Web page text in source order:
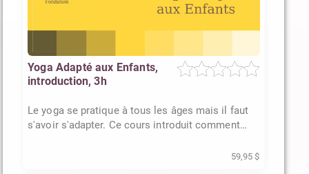
Yoga Adapté aux Enfants,
introduction, 3h
Le yoga se pratique à tous les âges mais il faut
s'avoir s'adapter. Ce cours introduit comment
59,95 $